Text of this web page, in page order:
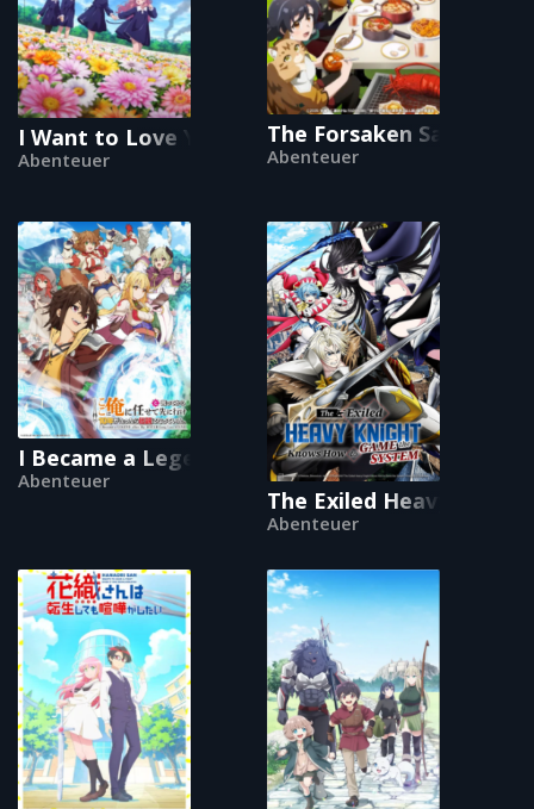
I Want to Love You Till Your Dying Day
Abenteuer
The Forsaken Saintess
Abenteuer
I Became a Legend After My 10 Year-Long Last
Abenteuer
The Exiled Heavy
Abenteuer